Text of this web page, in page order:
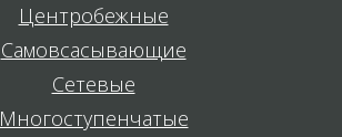
Центробежные
Самовсасывающие
Сетевые
Многоступенчатые